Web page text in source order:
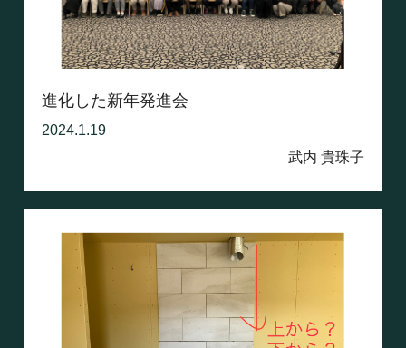
進化した新年発進会
2024.1.19
武内 貴珠子